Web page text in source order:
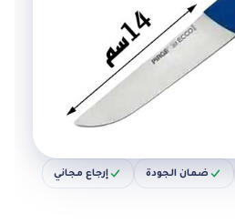
ضمان الجودة إرجاع مجاني